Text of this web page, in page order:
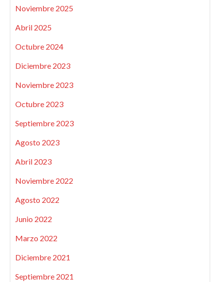
Noviembre 2025
Abril 2025
Octubre 2024
Diciembre 2023
Noviembre 2023
Octubre 2023
Septiembre 2023
Agosto 2023
Abril 2023
Noviembre 2022
Agosto 2022
Junio 2022
Marzo 2022
Diciembre 2021
Septiembre 2021